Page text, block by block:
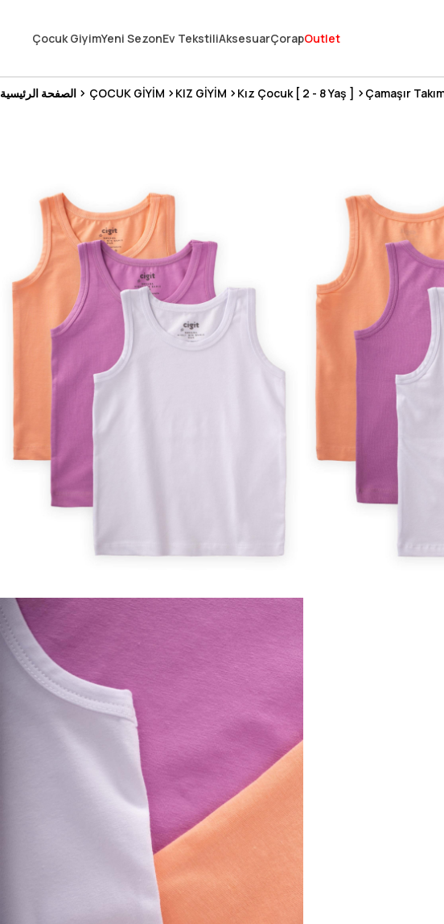
300₺ ve Üzeri Alışverişlerde Kargo Ücretsiz !
Koşulsuz Şartsız İade İmkanı
Çocuk GiyimYeni SezonEv TekstiliAksesuarÇorapOutlet
الصفحة الرئيسية ÇOCUK GİYİM KIZ GİYİM Kız Çocuk [ 2 - 8 Yaş ] Çamaşır